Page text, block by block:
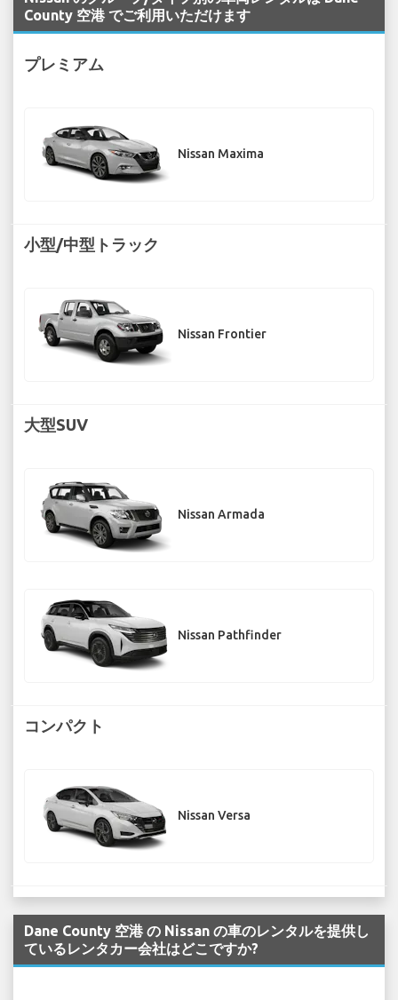
County 空港 でご利用いただけます
プレミアム
Nissan Maxima
小型/中型トラック
Nissan Frontier
大型SUV
Nissan Armada
Nissan Pathfinder
コンパクト
Nissan Versa
Dane County 空港 の Nissan の車のレンタルを提供し
ているレンタカー会社はどこですか?